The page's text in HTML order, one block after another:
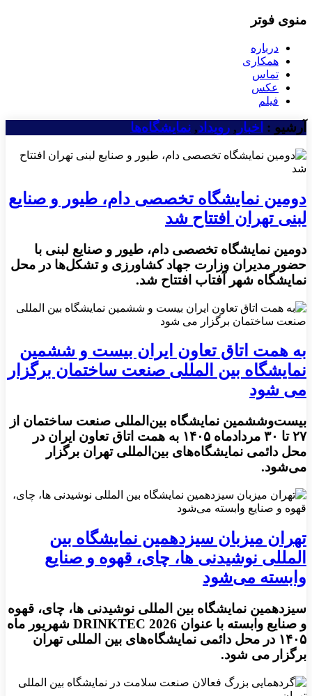
منوی فوتر
درباره
همکاری
تماس
عکس
فیلم
آرشیو : اخبار , رویداد, نمایشگاه‌ها
دومین نمایشگاه تخصصی دام، طیور و صنایع
لبنی تهران افتتاح شد
دومین نمایشگاه تخصصی دام، طیور و صنایع لبنی با
حضور مدیران وزارت جهاد کشاورزی و تشکل‌ها در محل
نمایشگاه شهر آفتاب افتتاح شد.
به همت اتاق تعاون ایران بیست و ششمین
نمایشگاه بین المللی صنعت ساختمان برگزار
می شود
بیست‌وششمین نمایشگاه بین‌المللی صنعت ساختمان از
۲۷ تا ۳۰ مردادماه ۱۴۰۵ به همت اتاق تعاون ایران در
محل دائمی نمایشگاه‌های بین‌المللی تهران برگزار
می‌شود.
تهران میزبان سیزدهمین نمایشگاه بین‌
المللی نوشیدنی‌ ها، چای، قهوه و صنایع
وابسته می‌شود
سیزدهمین نمایشگاه بین‌ المللی نوشیدنی‌ ها، چای، قهوه
و صنایع وابسته با عنوان DRINKTEC 2026 شهریور ماه
۱۴۰۵ در محل دائمی نمایشگاه‌های بین‌ المللی تهران
برگزار می‌ شود.